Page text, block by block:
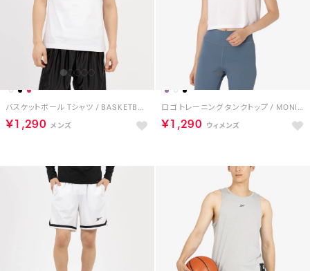
バスケットボール Tシャツ / BASKETBALL T-SHIRT （ホワイト）
￥1,290
ロゴ トレーニング タンクトップ / MONICA TRAIN CORE BOXY TANK （ホワイト）
￥1,290